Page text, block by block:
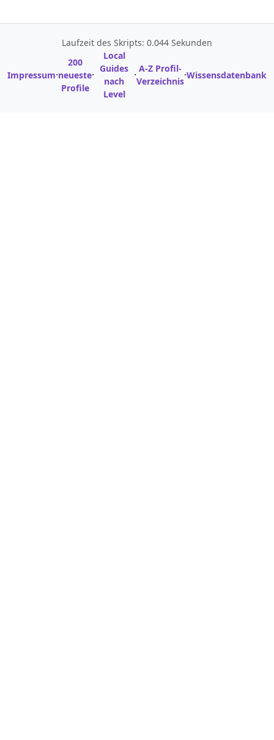
Laufzeit des Skripts: 0.044 Sekunden
Impressum·
200
neueste
Profile
·
Local
Guides
nach
Level
· A-Z Profil-
Verzeichnis·Wissensdatenbank